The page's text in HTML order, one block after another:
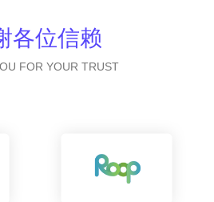
各位信赖
FOR YOUR TRUST